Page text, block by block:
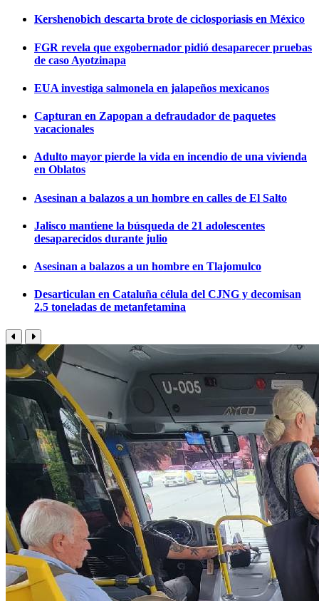
Kershenobich descarta brote de ciclosporiasis en México
FGR revela que exgobernador pidió desaparecer pruebas
de caso Ayotzinapa
EUA investiga salmonela en jalapeños mexicanos
Capturan en Zapopan a defraudador de paquetes
vacacionales
Adulto mayor pierde la vida en incendio de una vivienda
en Oblatos
Asesinan a balazos a un hombre en calles de El Salto
Jalisco mantiene la búsqueda de 21 adolescentes
desaparecidos durante julio
Asesinan a balazos a un hombre en Tlajomulco
Desarticulan en Cataluña célula del CJNG y decomisan
2.5 toneladas de metanfetamina